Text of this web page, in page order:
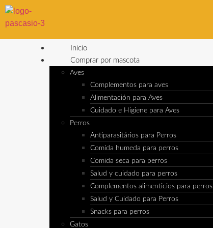
Inicio
Comprar por mascota
Aves
Complementos para aves
Alimentación para Aves
Cuidado e Higiene para Aves
Perros
Antiparasitários para Perros
Comida humeda para perros
Comida seca para perros
Salud y cuidado para perros
Complementos alimenticios para perros
Salud y Cuidado para Perros
Snacks para perros
Gatos